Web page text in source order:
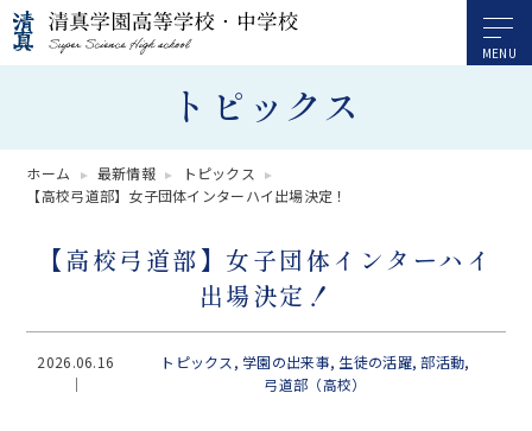
トピックス
ホーム 最新情報
トピックス
【高校弓道部】女子団体インターハイ出場決定！
【高校弓道部】女子団体インターハイ
出場決定！
2026.06.16 トピックス 学園の出来事 生徒の活躍 部活動
弓道部（高校）